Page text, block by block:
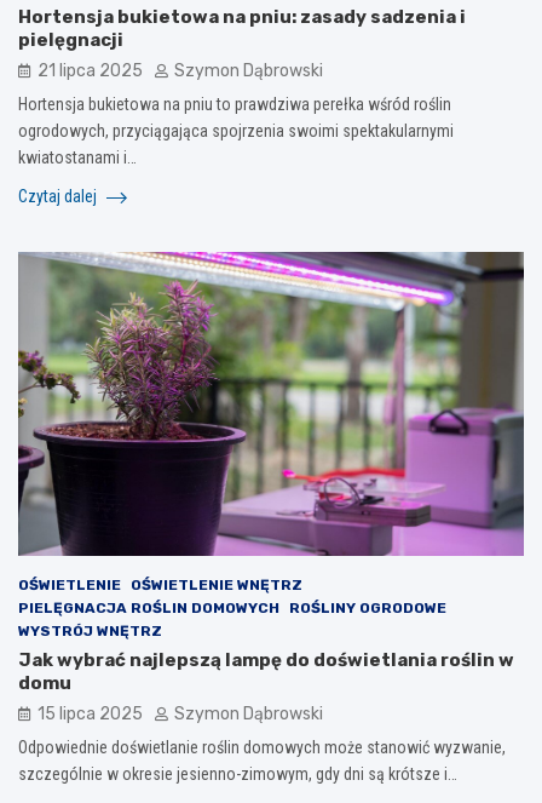
Hortensja bukietowa na pniu: zasady sadzenia i
pielęgnacji
21 lipca 2025 Szymon Dąbrowski
Hortensja bukietowa na pniu to prawdziwa perełka wśród roślin
ogrodowych, przyciągająca spojrzenia swoimi spektakularnymi
kwiatostanami i…
Czytaj dalej
OŚWIETLENIE
OŚWIETLENIE WNĘTRZ
PIELĘGNACJA ROŚLIN DOMOWYCH
ROŚLINY OGRODOWE
WYSTRÓJ WNĘTRZ
Jak wybrać najlepszą lampę do doświetlania roślin w
domu
15 lipca 2025 Szymon Dąbrowski
Odpowiednie doświetlanie roślin domowych może stanowić wyzwanie,
szczególnie w okresie jesienno-zimowym, gdy dni są krótsze i…